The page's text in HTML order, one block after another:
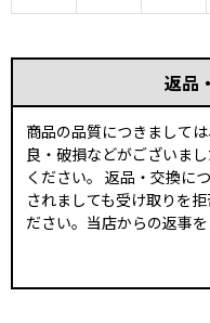
返品
商品の品質につきまして
良・破損などがございま
ください。 返品・交換に
されましても受け取りを
ださい。当店からの返事を